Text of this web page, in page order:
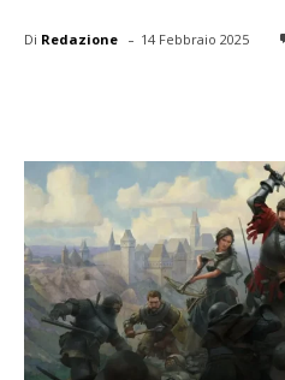
Di Redazione - 14 Febbraio 2025